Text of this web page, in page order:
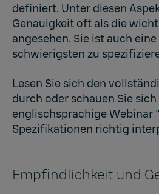
definiert. Unter diesen
Genauigkeit oft als die
angesehen. Sie ist auch
schwierigsten zu
Lesen Sie sich den
durch oder schauen Sie sich
englischsprachige Webinar
Spezifikationen richtig
Empfindlichkeit und